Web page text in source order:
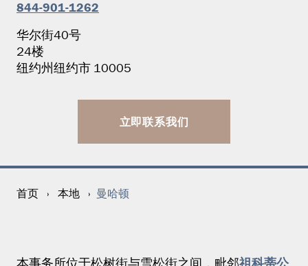
844-901-1262
华尔街40号
24楼
纽约州纽约市 10005
立即联系我们
首页 › 本地 › 曼哈顿